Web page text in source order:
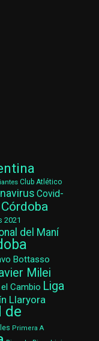
Club Atlético
Covid-
Córdoba
2021
del Maní
Bottasso
Milei
Cambio Liga
Llaryora
de
Primera A